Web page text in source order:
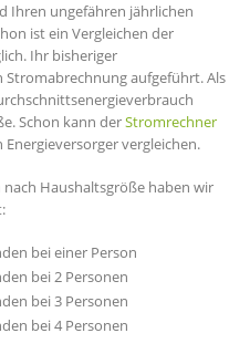
Ihren ungefähren jährlichen
ist ein Vergleichen der
Ihr bisheriger
aufgeführt. Als
Schon kann derStromrechner
vergleichen.
Haushaltsgröße haben wir
bei einer Person
bei 2 Personen
bei 3 Personen
bei 4 Personen